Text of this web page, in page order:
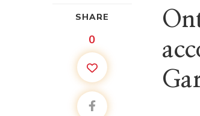
SHARE
0